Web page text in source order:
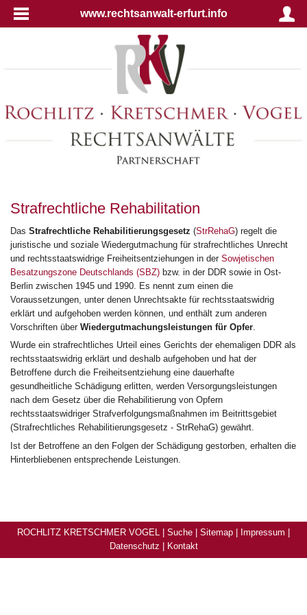
www.rechtsanwalt-erfurt.info
Strafrechtliche Rehabilitation
Das Strafrechtliche Rehabilitierungsgesetz (StrRehaG) regelt die
juristische und soziale Wiedergutmachung für strafrechtliches Unrecht
und rechtsstaatswidrige Freiheitsentziehungen in der Sowjetischen
Besatzungszone Deutschlands (SBZ) bzw. in der DDR sowie in Ost-
Berlin zwischen 1945 und 1990. Es nennt zum einen die
Voraussetzungen, unter denen Unrechtsakte für rechtsstaatswidrig
erklärt und aufgehoben werden können, und enthält zum anderen
Vorschriften über Wiedergutmachungsleistungen für Opfer
Wurde ein strafrechtliches Urteil eines Gerichts der ehemaligen DDR als
rechtsstaatswidrig erklärt und deshalb aufgehoben und hat der
Betroffene durch die Freiheitsentziehung eine dauerhafte
gesundheitliche Schädigung erlitten, werden Versorgungsleistungen
nach dem Gesetz über die Rehabilitierung von Opfern
rechtsstaatswidriger Strafverfolgungsmaßnahmen im Beitrittsgebiet
(Strafrechtliches Rehabilitierungsgesetz - StrRehaG) gewährt.
Ist der Betroffene an den Folgen der Schädigung gestorben, erhalten die
Hinterbliebenen entsprechende Leistungen.
ROCHLITZ KRETSCHMER VOGEL | Suche Sitemap Impressum
Datenschutz
Kontakt